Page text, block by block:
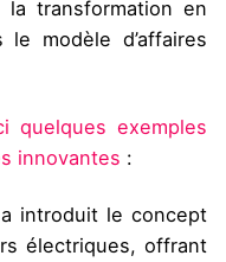
transformation en
modèle d’affaires
quelques exemples
innovantes :
introduit le concept
électriques, offrant